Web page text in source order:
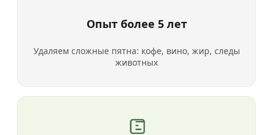
Опыт более 5 лет
Удаляем сложные пятна: кофе, вино, жир, следы
животных